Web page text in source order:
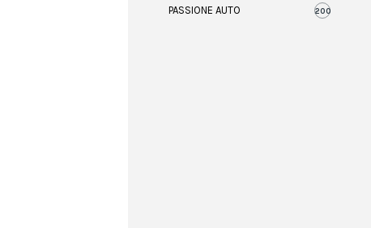
PASSIONE AUTO 200